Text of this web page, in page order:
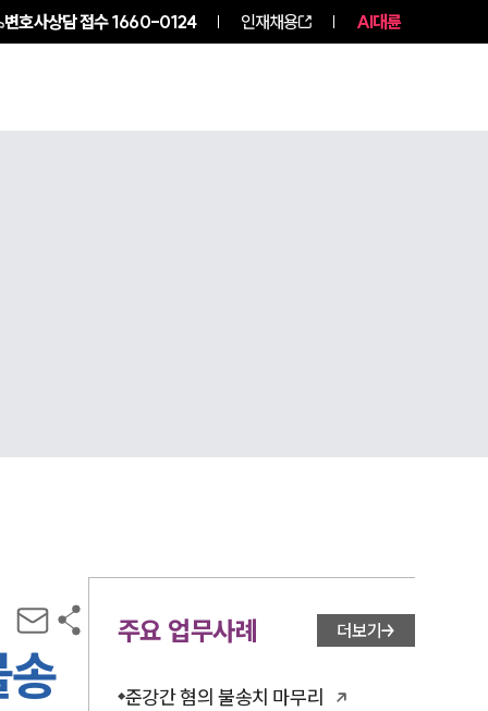
변호사상담 접수1660-0124 인재채용 AI대륜
주요 업무사례 더보기
준강간 혐의 불송치 마무리